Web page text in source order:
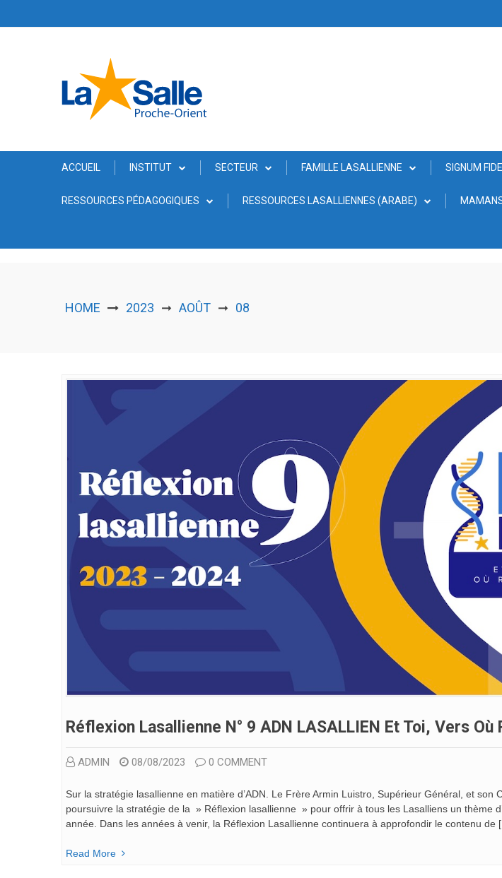
ACCUEIL INSTITUT SECTEUR FAMILLE LASALLIENNE SIGNUM FIDEI
RESSOURCES PÉDAGOGIQUES RESSOURCES LASALLIENNES (ARABE)
HOME 2023 ➞ AOÛT ➞ 08
Réflexion Lasallienne N° 9 ADN LASALLIEN Et Toi, Vers Où
ADMIN 08/08/2023 0 COMMENT
Sur la stratégie lasallienne en matière d’ADN. Le Frère Armin Luistro, Supérieur Général, et son
poursuivre la stratégie de la » Réflexion lasallienne » pour offrir à tous les Lasalliens un thème
année. Dans les années à venir, la Réflexion Lasallienne continuera à approfondir le contenu de
Read More